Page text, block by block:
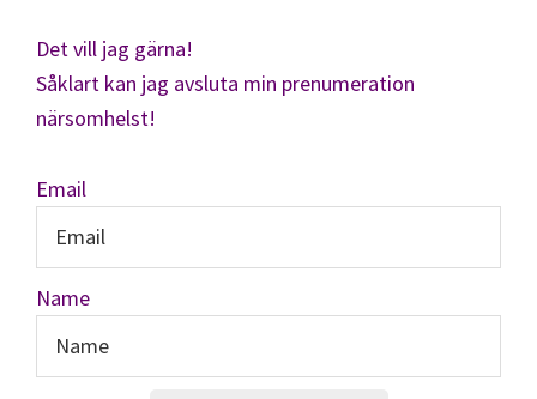
Det vill jag gärna!
Såklart kan jag avsluta min prenumeration
närsomhelst!
Email
Name